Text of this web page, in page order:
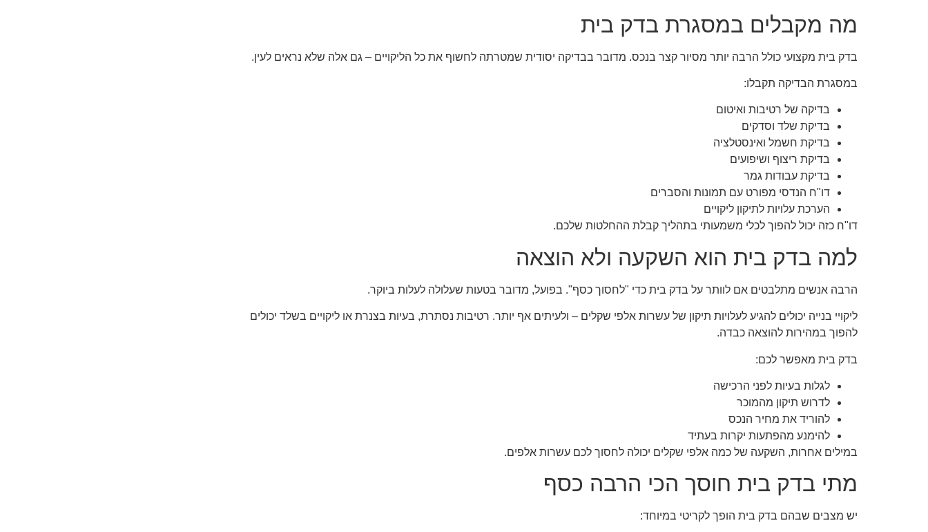
מה מקבלים במסגרת בדק בית
בדק בית מקצועי כולל הרבה יותר מסיור קצר בנכס. מדובר בבדיקה יסודית שמטרתה לחשוף את כל הליקויים – גם אלה שלא נראים לעין.
במסגרת הבדיקה תקבלו:
בדיקה של רטיבות ואיטום
בדיקת שלד וסדקים
בדיקת חשמל ואינסטלציה
בדיקת ריצוף ושיפועים
בדיקת עבודות גמר
דו"ח הנדסי מפורט עם תמונות והסברים
הערכת עלויות לתיקון ליקויים
דו"ח כזה יכול להפוך לכלי משמעותי בתהליך קבלת ההחלטות שלכם.
למה בדק בית הוא השקעה ולא הוצאה
הרבה אנשים מתלבטים אם לוותר על בדק בית כדי "לחסוך כסף". בפועל, מדובר בטעות שעלולה לעלות ביוקר.
ליקויי בנייה יכולים להגיע לעלויות תיקון של עשרות אלפי שקלים – ולעיתים אף יותר. רטיבות נסתרת, בעיות בצנרת או ליקויים בשלד יכולים
להפוך במהירות להוצאה כבדה.
בדק בית מאפשר לכם:
לגלות בעיות לפני הרכישה
לדרוש תיקון מהמוכר
להוריד את מחיר הנכס
להימנע מהפתעות יקרות בעתיד
במילים אחרות, השקעה של כמה אלפי שקלים יכולה לחסוך לכם עשרות אלפים.
מתי בדק בית חוסך הכי הרבה כסף
יש מצבים שבהם בדק בית הופך לקריטי במיוחד: